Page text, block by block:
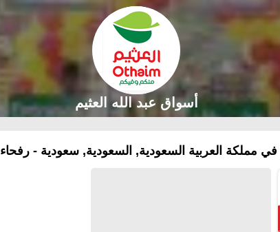
أسواق عبد الله العثيم
مملكة العربية السعودية, السعودية, سعودية - رفحاء